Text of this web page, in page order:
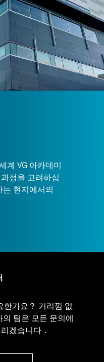
계 VG 아카데미
정을 고려하십
현지에서의
한가요？ 거리낌 없
팀은 모든 문의에
겠습니다．